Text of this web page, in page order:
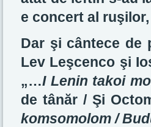
e concert al
Dar şi cântece de
Lev Leşcenco şi
„…I Lenin takoi
de tânăr / Şi
komsomolom /